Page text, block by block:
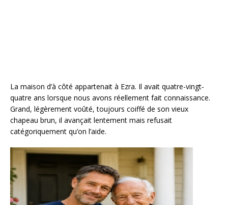
La maison d’à côté appartenait à Ezra. Il avait quatre-vingt-
quatre ans lorsque nous avons réellement fait connaissance.
Grand, légèrement voûté, toujours coiffé de son vieux
chapeau brun, il avançait lentement mais refusait
catégoriquement qu’on l’aide.